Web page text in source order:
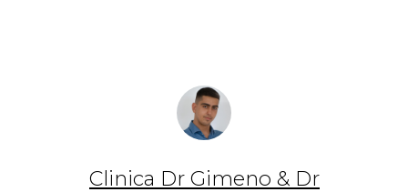
Clinica Dr Gimeno & Dr